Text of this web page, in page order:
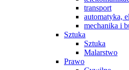
transport
automatyka,
mechanika i
Sztuka
Sztuka
Malarstwo
Prawo